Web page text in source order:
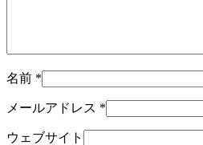
名前 *
メールアドレス *
ウェブサイト